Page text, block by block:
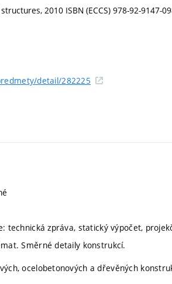
2010 ISBN (ECCS) 978-92-9147-
detail/282225
technická zpráva, statický výpočet,
Směrné detaily konstrukcí.
ocelobetonových a dřevěných